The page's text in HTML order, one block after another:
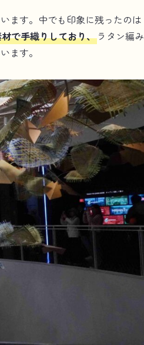
ます。中でも印象に残ったのは
で手織りしており、 ラタン編み
ます。